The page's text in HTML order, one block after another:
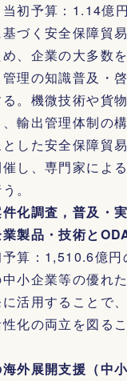
当初予算：1.14億
づく安全保障貿
、企業の大多数
理の知識普及・
。機微技術や貨
輸出管理体制の
した安全保障貿
し、専門家によ
。
化調査，普及・
製品・技術と
予算：1,510.6億
小企業等の優れ
活用することで
化の両立を図る
外展開支援（中